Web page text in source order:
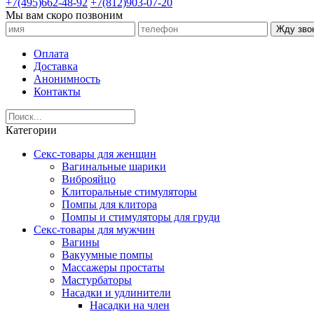
+7(495)662-48-92 +7(812)903-07-20
Мы вам скоро позвоним
Жду
Оплата
Доставка
Анонимность
Контакты
Категории
Секс-товары для женщин
Вагинальные шарики
Виброяйцо
Клиторальные стимуляторы
Помпы для клитора
Помпы и стимуляторы для груди
Секс-товары для мужчин
Вагины
Вакуумные помпы
Массажеры простаты
Мастурбаторы
Насадки и удлинители
Насадки на член